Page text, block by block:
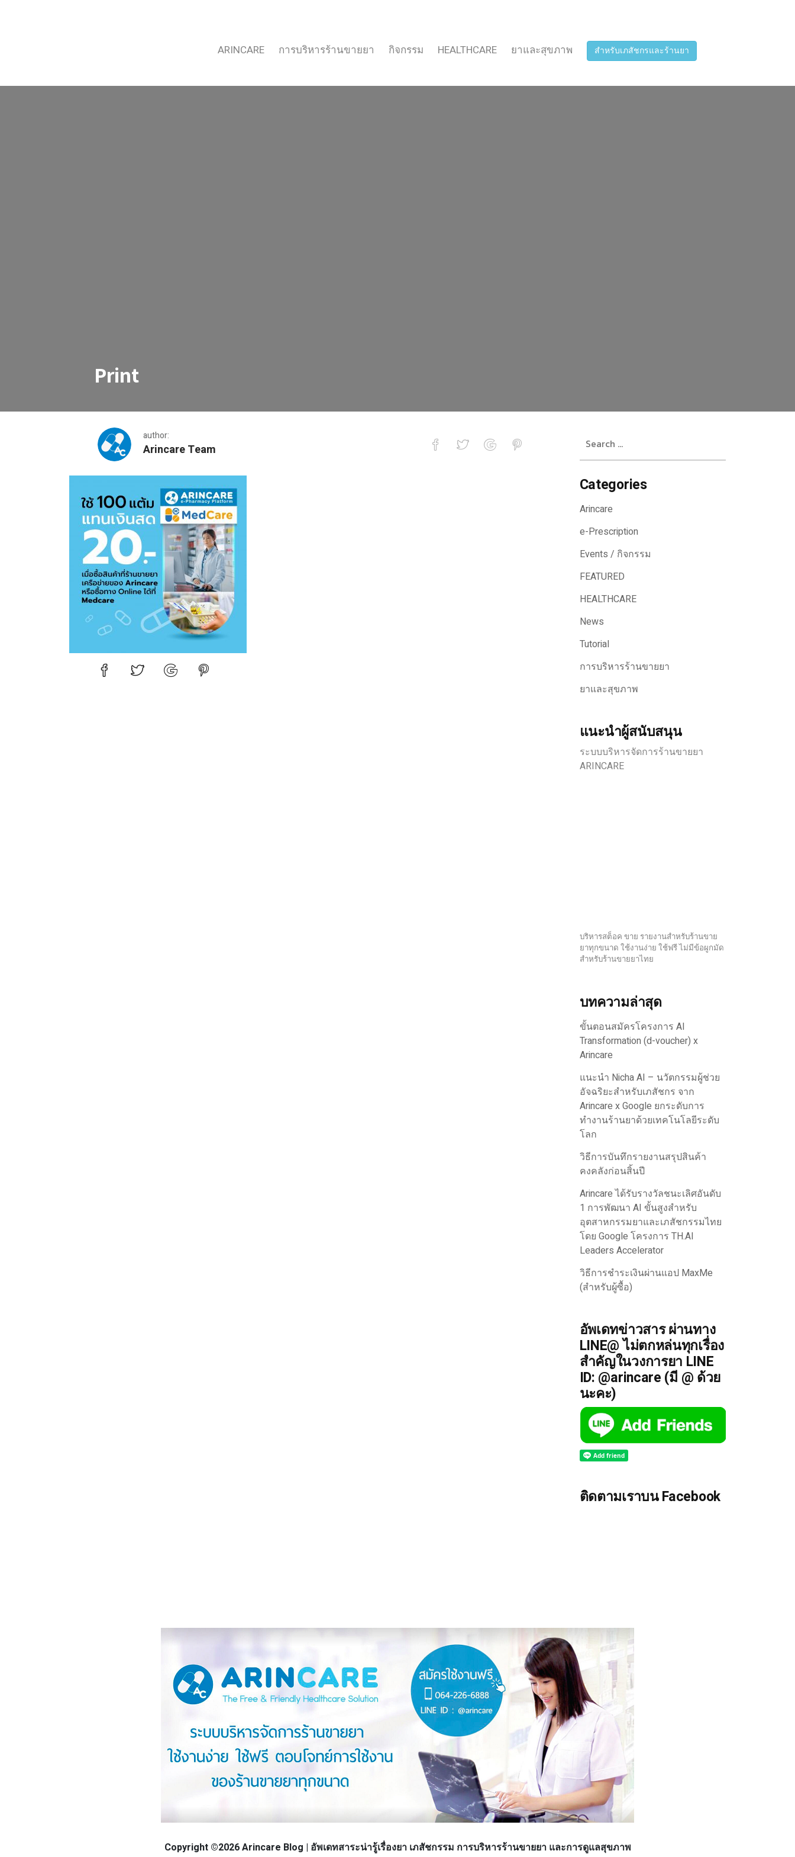
ARINCARE การบริหารร้านขายยา กิจกรรม HEALTHCARE ยาและสุขภาพ สำหรับเภสัชกรและร้านยา
Print
author:
Arincare Team
Print
for:
Categories
Arincare
e-Prescription
Events / กิจกรรม
FEATURED
HEALTHCARE
News
Tutorial
การบริหารร้านขายยา
ยาและสุขภาพ
แนะนำผู้สนับสนุน
ระบบบริหารจัดการร้านขายยา
ARINCARE
บริหารสต็อค ขาย รายงานสำหรับร้านขาย
ยาทุกขนาด ใช้งานง่าย ใช้ฟรี ไม่มีข้อผูกมัด
สำหรับร้านขายยาไทย
บทความล่าสุด
ขั้นตอนสมัครโครงการ AI
Transformation (d-voucher) x
Arincare
แนะนำ Nicha AI – นวัตกรรมผู้ช่วย
อัจฉริยะสำหรับเภสัชกร จาก
Arincare x Google ยกระดับการ
ทำงานร้านยาด้วยเทคโนโลยีระดับ
โลก
วิธีการบันทึกรายงานสรุปสินค้า
คงคลังก่อนสิ้นปี
Arincare ได้รับรางวัลชนะเลิศอันดับ
1 การพัฒนา AI ขั้นสูงสำหรับ
อุตสาหกรรมยาและเภสัชกรรมไทย
โดย Google โครงการ TH.AI
Leaders Accelerator
วิธีการชำระเงินผ่านแอป MaxMe
(สำหรับผู้ซื้อ)
อัพเดทข่าวสาร ผ่านทาง
LINE@ ไม่ตกหล่นทุกเรื่อง
สำคัญในวงการยา LINE
ID: @arincare (มี @ ด้วย
นะคะ)
ติดตามเราบน Facebook
Copyright ©2026 Arincare Blog | อัพเดทสาระน่ารู้เรื่องยา เภสัชกรรม การบริหารร้านขายยา และการดูแลสุขภาพ